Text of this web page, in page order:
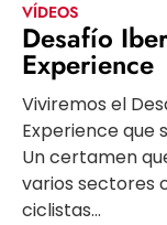
VÍDEOS
Desafío
Experience
Viviremos el
Experience que
Un certamen
varios sectores
ciclistas...